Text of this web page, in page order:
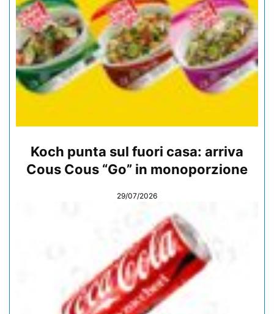
Koch punta sul fuori casa: arriva
Cous Cous “Go” in monoporzione
29/07/2026